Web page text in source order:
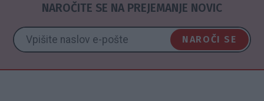
NAROČITE SE NA PREJEMANJE NOVIC
NAROČI SE